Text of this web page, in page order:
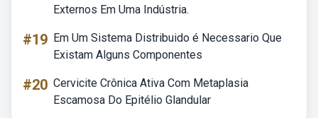
Externos Em Uma Indústria.
#19 Em Um Sistema Distribuido é Necessario Que
Existam Alguns Componentes
#20 Cervicite Crônica Ativa Com Metaplasia
Escamosa Do Epitélio Glandular